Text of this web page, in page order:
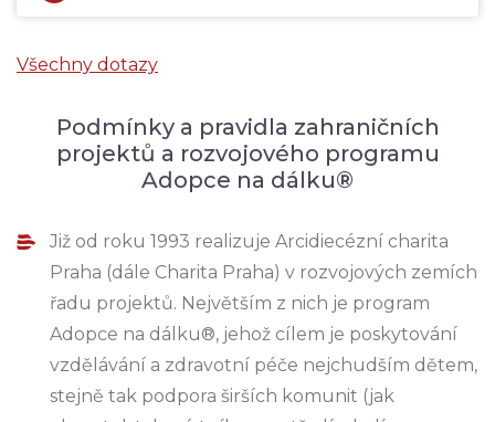
Všechny dotazy
Podmínky a pravidla zahraničních
projektů a rozvojového programu
Adopce na dálku®
Již od roku 1993 realizuje Arcidiecézní charita
Praha (dále Charita Praha) v rozvojových zemích
řadu projektů. Největším z nich je program
Adopce na dálku®, jehož cílem je poskytování
vzdělávání a zdravotní péče nejchudším dětem,
stejně tak podpora širších komunit (jak